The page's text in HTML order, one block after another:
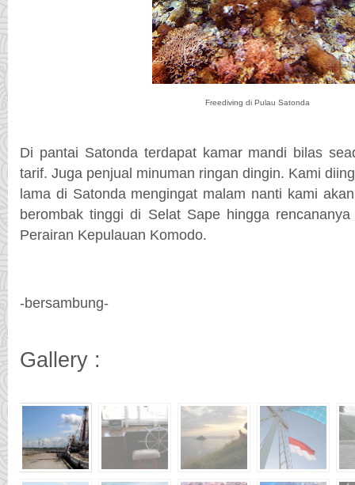
Freediving di Pulau Satonda
Di pantai Satonda terdapat kamar mandi bilas
tarif. Juga penjual minuman ringan dingin. Kami
lama di Satonda mengingat malam nanti kami
berombak tinggi di Selat Sape hingga
Perairan Kepulauan Komodo.
-bersambung-
Gallery :